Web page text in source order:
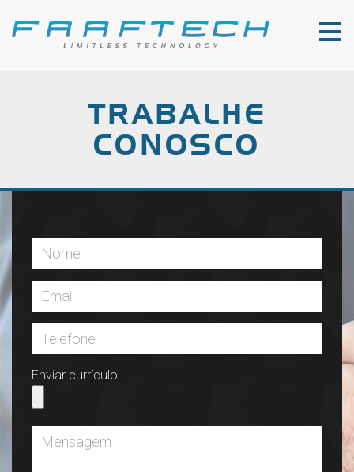
TRABALHE
CONOSCO
Enviar currículo